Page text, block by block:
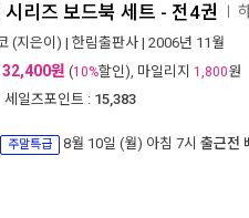
시리즈 보드북 세트 - 전4권
(지은이) | 한림출판사 | 2006년 11월
32,400원 (10%할인), 마일리지 1,800원
세일즈포인트 : 15,383
주말특급 8월 10일 (월) 아침 7시 출근전